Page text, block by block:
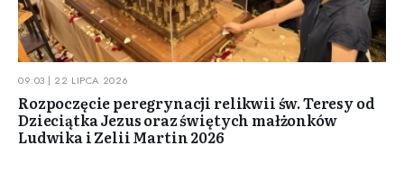
09:03 | 22 LIPCA 2026
Rozpoczęcie peregrynacji relikwii św. Teresy od
Dzieciątka Jezus oraz świętych małżonków
Ludwika i Zelii Martin 2026